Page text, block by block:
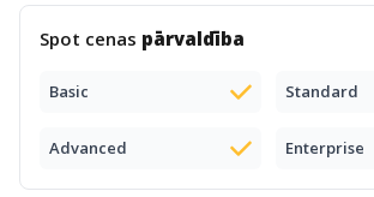
Spot cenas pārvaldība
Basic Standard
Advanced Enterprise